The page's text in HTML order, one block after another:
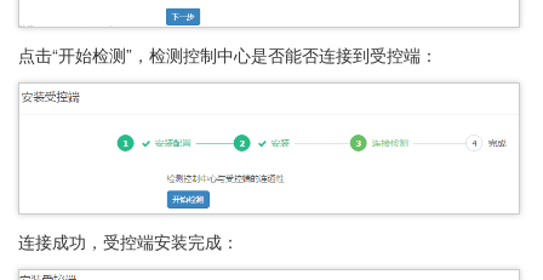
点击“开始检测”，检测控制中心是否能否连接到受控端：
连接成功，受控端安装完成：